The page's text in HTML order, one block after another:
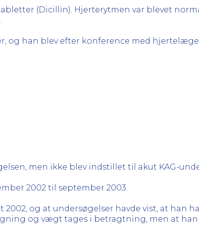
(Dicillin). Hjerterytmen var blevet
og han blev efter konference med
men ikke blev indstillet til akut KAG-
2002 til september 2003.
og at undersøgelser havde vist, at han
og vægt tages i betragtning, men at han